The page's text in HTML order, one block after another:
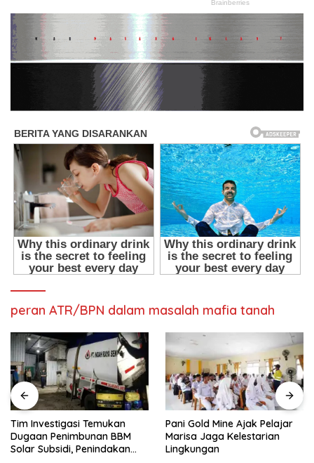
peran ATR/BPN dalam masalah mafia tanah
Tim Investigasi Temukan
Dugaan Penimbunan BBM
Solar Subsidi, Penindakan
Pani Gold Mine Ajak Pelajar
Marisa Jaga Kelestarian
Lingkungan